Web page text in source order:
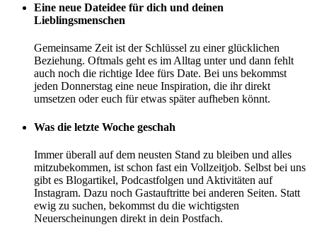
Eine neue Dateidee für dich und deinen
Lieblingsmenschen
Gemeinsame Zeit ist der Schlüssel zu einer glücklichen
Beziehung. Oftmals geht es im Alltag unter und dann fehlt
auch noch die richtige Idee fürs Date. Bei uns bekommst
jeden Donnerstag eine neue Inspiration, die ihr direkt
umsetzen oder euch für etwas später aufheben könnt.
Was die letzte Woche geschah
Immer überall auf dem neusten Stand zu bleiben und alles
mitzubekommen, ist schon fast ein Vollzeitjob. Selbst bei uns
gibt es Blogartikel, Podcastfolgen und Aktivitäten auf
Instagram. Dazu noch Gastauftritte bei anderen Seiten. Statt
ewig zu suchen, bekommst du die wichtigsten
Neuerscheinungen direkt in dein Postfach.